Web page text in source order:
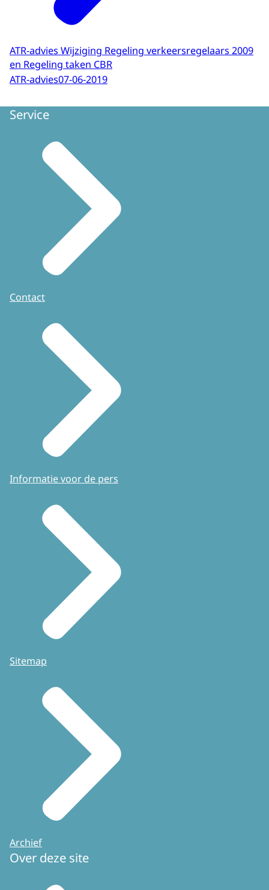
ATR-advies Wijziging Regeling verkeersregelaars 2009
en Regeling taken CBR
ATR-advies07-06-2019
Service
Contact
Informatie voor de pers
Sitemap
Archief
Over deze site